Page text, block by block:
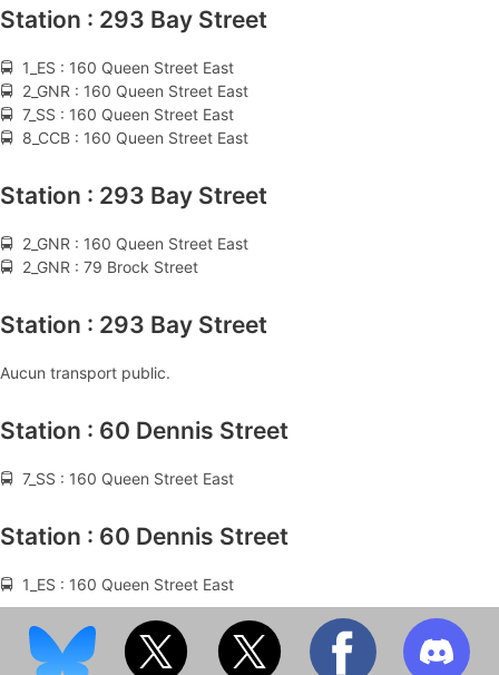
Station : 293 Bay Street
🚍 1_ES : 160 Queen Street East
🚍 2_GNR : 160 Queen Street East
🚍 7_SS : 160 Queen Street East
🚍 8_CCB : 160 Queen Street East
Station : 293 Bay Street
🚍 2_GNR : 160 Queen Street East
🚍 2_GNR : 79 Brock Street
Station : 293 Bay Street
Aucun transport public.
Station : 60 Dennis Street
🚍 7_SS : 160 Queen Street East
Station : 60 Dennis Street
🚍 1_ES : 160 Queen Street East